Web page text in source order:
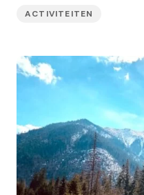
ACTIVITEITEN